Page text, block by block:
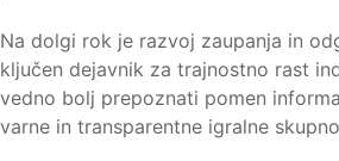
Na dolgi rok je razvoj zaupanja in
ključen dejavnik za trajnostno rast
vedno bolj prepoznati pomen
varne in transparentne igralne